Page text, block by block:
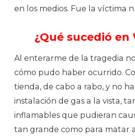
en los medios. Fue la víctima
¿Qué sucedió en
Al enterarme de la tragedia
cómo pudo haber ocurrido.
tienda, de cabo a rabo, y no
instalación de gas a la vista,
inflamables que pudieran
tan grande como para matar